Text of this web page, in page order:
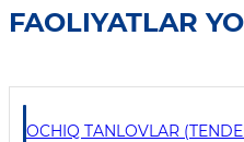
FAOLIYATLAR
OCHIQ TANLOVLAR